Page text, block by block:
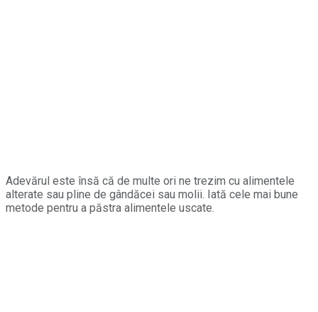
Adevărul este însă că de multe ori ne trezim cu alimentele
alterate sau pline de gândăcei sau molii. Iată cele mai bune
metode pentru a păstra alimentele uscate.